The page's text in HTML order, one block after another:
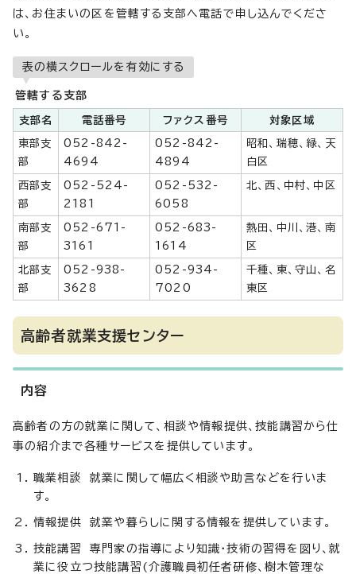
は、お住まいの区を管轄する支部へ電話で申し込んでくださ
い。
表の横スクロールを有効にする
管轄する支部
支部名 電話番号 ファクス番号 対象区域
東部支
部
052-842-
4694
052-842-
4894
昭和、瑞穂、緑、天
白区
西部支
部
052-524-
2181
052-532-
6058
北、西、中村、中区
南部支
部
052-671-
3161
052-683-
1614
熱田、中川、港、南
区
北部支
部
052-938-
3628
052-934-
7020
千種、東、守山、名
東区
高齢者就業支援センター
内容
高齢者の方の就業に関して、相談や情報提供、技能講習から仕
事の紹介まで各種サービスを提供しています。
職業相談 就業に関して幅広く相談や助言などを行いま
す。
情報提供 就業や暮らしに関する情報を提供しています。
技能講習 専門家の指導により知識・技術の習得を図り、就
業に役立つ技能講習(介護職員初任者研修、樹木管理な